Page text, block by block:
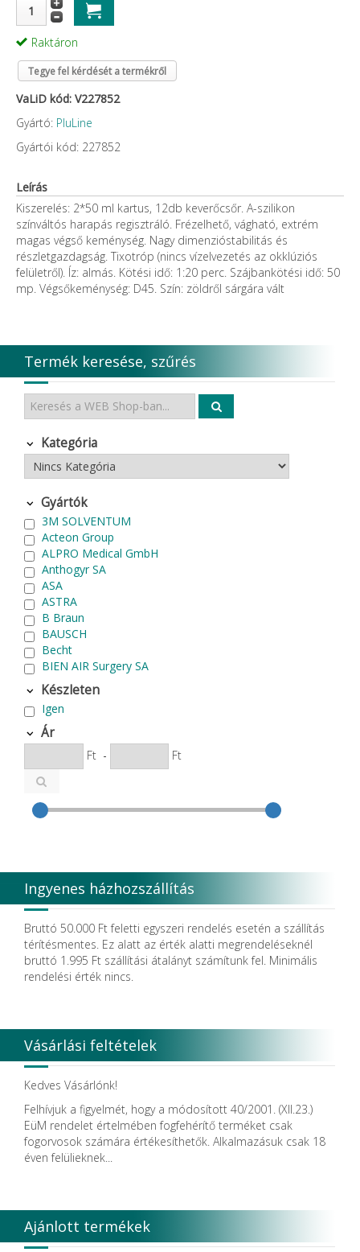
Raktáron
Tegye fel kérdését a termékről
VaLiD kód: V227852
Gyártó: PluLine
Gyártói kód: 227852
Leírás
Kiszerelés: 2*50 ml kartus, 12db keverőcsőr. A-szilikon
színváltós harapás regisztráló. Frézelhető, vágható, extrém
magas végső keménység. Nagy dimenzióstabilitás és
részletgazdagság. Tixotróp (nincs vízelvezetés az okklúziós
felületről). Íz: almás. Kötési idő: 1:20 perc. Szájbankötési idő: 50
mp. Végsőkeménység: D45. Szín: zöldről sárgára vált
Termék keresése, szűrés
Kategória
Gyártók
3M SOLVENTUM
Acteon Group
ALPRO Medical GmbH
Anthogyr SA
ASA
ASTRA
B Braun
BAUSCH
Becht
BIEN AIR Surgery SA
Bode Chemie
Cardex
Carlo de Giorgi srl
CATTANI SpA
CAVEX
Cefla S.C.
CEMM Dental High Tech Ltd.
Coxo Medical Instrument Co. Ltd.
Degradable Solutions AG
DELTA RT.
Dendia GmbH
DenMat Holdings, LLC
Dental Film srl.
Dental Pacific
Dentis
Dentsply Sirona
Detax
DFS
DIADENT
DIRECTA AB
Discus Dental PHILIPS
DISPOTECH S.r.l.
DKL
DUX
Edelweiss Dentistry Products GmbH
Edenta
Készleten
Igen
Ár
Ft - Ft
Ingyenes házhozszállítás
Bruttó 50.000 Ft feletti egyszeri rendelés esetén a szállítás
térítésmentes. Ez alatt az érték alatti megrendeléseknél
bruttó 1.995 Ft szállítási átalányt számítunk fel. Minimális
rendelési érték nincs.
Vásárlási feltételek
Kedves Vásárlónk!
Felhívjuk a figyelmét, hogy a módosított 40/2001. (XII.23.)
EüM rendelet értelmében fogfehérítő terméket csak
fogorvosok számára értékesíthetők. Alkalmazásuk csak 18
éven felülieknek...
Ajánlott termékek